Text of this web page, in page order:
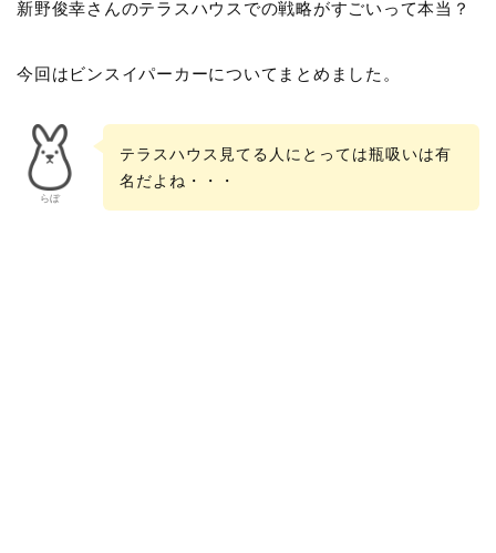
新野俊幸さんのテラスハウスでの戦略がすごいって本当？
今回はビンスイパーカーについてまとめました。
らぼ
テラスハウス見てる人にとっては瓶吸いは有
名だよね・・・